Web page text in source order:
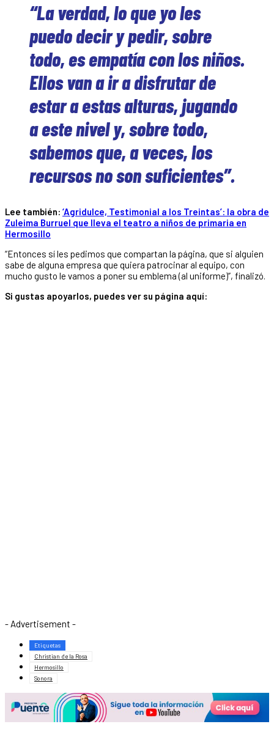
“La verdad, lo que yo les
puedo decir y pedir, sobre
todo, es empatía con los niños.
Ellos van a ir a disfrutar de
estar a estas alturas, jugando
a este nivel y, sobre todo,
sabemos que, a veces, los
recursos no son suficientes”.
Lee también: ‘Agridulce, Testimonial a los Treintas’: la obra de
Zuleima Burruel que lleva el teatro a niños de primaria en
Hermosillo
“Entonces sí les pedimos que compartan la página, que si alguien
sabe de alguna empresa que quiera patrocinar al equipo, con
mucho gusto le vamos a poner su emblema (al uniforme)”, finalizó.
Si gustas apoyarlos, puedes ver su página aquí:
- Advertisement -
Etiquetas
Christian de la Rosa
Hermosillo
Sonora